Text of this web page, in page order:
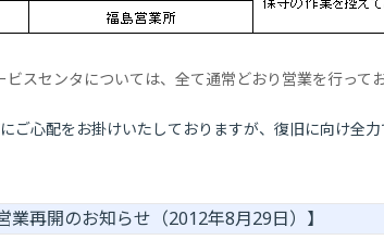
スセンタについては、全て通常どおり営業を行ってお
ご心配をお掛けいたしておりますが、復旧に向け全
再開のお知らせ（2012年8月29日）】